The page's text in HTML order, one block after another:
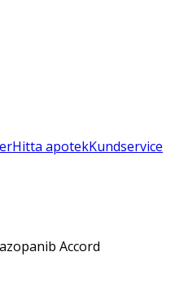
Hitta apotekKundservice
Accord